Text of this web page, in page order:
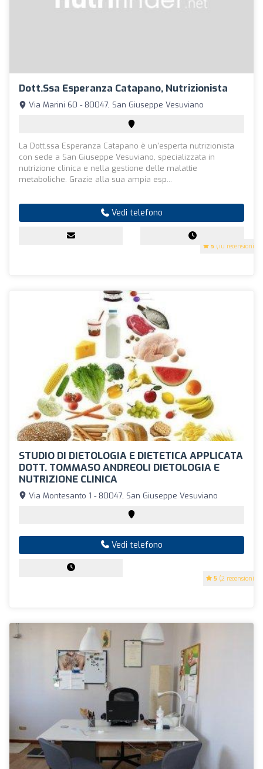
Dott.ssa Esperanza Catapano, Nutrizionista
5 (10 recensioni)
Via Marini 60 - 80047, San Giuseppe Vesuviano
La Dott.ssa Esperanza Catapano è un'esperta nutrizionista
con sede a San Giuseppe Vesuviano, specializzata in
nutrizione clinica e nella gestione delle malattie
metaboliche. Grazie alla sua ampia esp...
Vedi telefono
STUDIO DI DIETOLOGIA E DIETETICA APPLICATA
DOTT. TOMMASO ANDREOLI DIETOLOGIA E
NUTRIZIONE CLINICA
5 (2 recensioni)
Via Montesanto 1 - 80047, San Giuseppe Vesuviano
Vedi telefono